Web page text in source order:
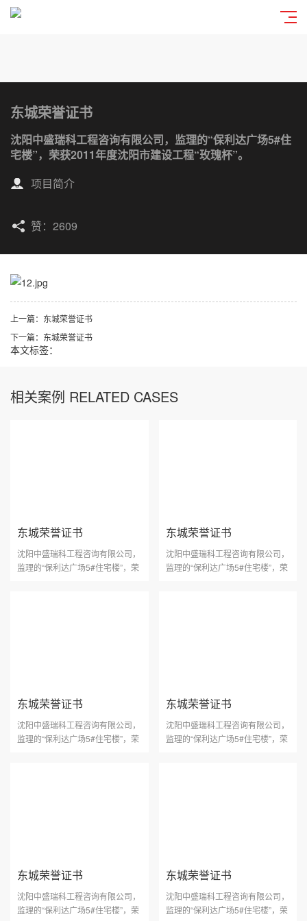
东城荣誉证书
沈阳中盛瑞科工程咨询有限公司，监理的“保利达广场5#住
宅楼”，荣获2011年度沈阳市建设工程“玫瑰杯”。
项目简介
赞：2609
上一篇：东城荣誉证书
下一篇：东城荣誉证书
本文标签：
相关案例 RELATED CASES
东城荣誉证书
沈阳中盛瑞科工程咨询有限公司，
监理的“保利达广场5#住宅楼”，荣
东城荣誉证书
沈阳中盛瑞科工程咨询有限公司，
监理的“保利达广场5#住宅楼”，荣
东城荣誉证书
沈阳中盛瑞科工程咨询有限公司，
监理的“保利达广场5#住宅楼”，荣
东城荣誉证书
沈阳中盛瑞科工程咨询有限公司，
监理的“保利达广场5#住宅楼”，荣
东城荣誉证书
沈阳中盛瑞科工程咨询有限公司，
监理的“保利达广场5#住宅楼”，荣
东城荣誉证书
沈阳中盛瑞科工程咨询有限公司，
监理的“保利达广场5#住宅楼”，荣